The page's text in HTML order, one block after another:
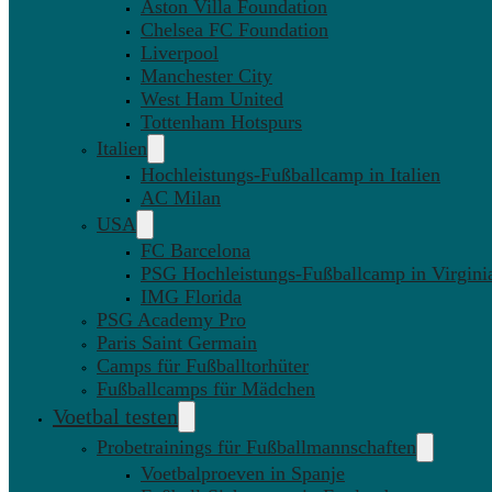
Aston Villa Foundation
Chelsea FC Foundation
Liverpool
Manchester City
West Ham United
Tottenham Hotspurs
Italien
Hochleistungs-Fußballcamp in Italien
AC Milan
USA
FC Barcelona
PSG Hochleistungs-Fußballcamp in
IMG Florida
PSG Academy Pro
Paris Saint Germain
Camps für Fußballtorhüter
Fußballcamps für Mädchen
Voetbal testen
Probetrainings für Fußballmannschaften
Voetbalproeven in Spanje